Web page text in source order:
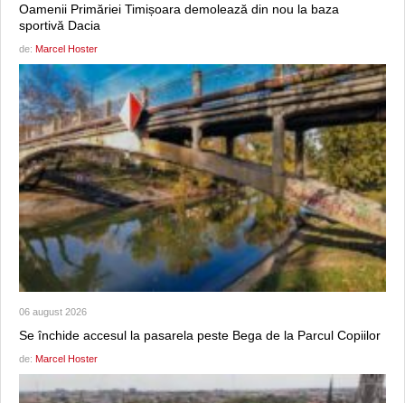
Oamenii Primăriei Timișoara demolează din nou la baza
sportivă Dacia
de: Marcel Hoster
06 august 2026
Se închide accesul la pasarela peste Bega de la Parcul Copiilor
de: Marcel Hoster